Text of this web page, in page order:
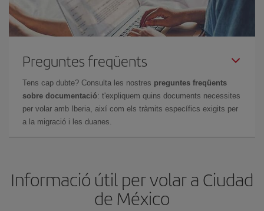
Preguntes freqüents
Tens cap dubte? Consulta les nostres preguntes freqüents
sobre documentació: t'expliquem quins documents necessites
per volar amb Iberia, així com els tràmits específics exigits per
a la migració i les duanes.
Informació útil per volar a Ciudad
de México